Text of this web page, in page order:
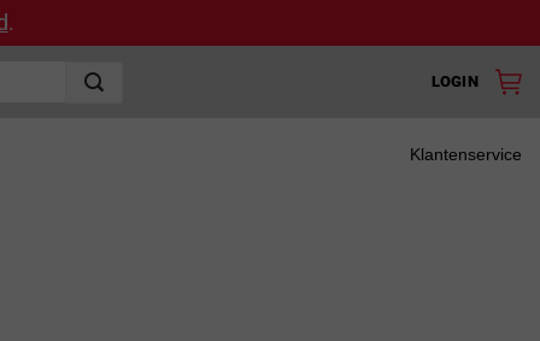
.
LOGIN
Klantenservice